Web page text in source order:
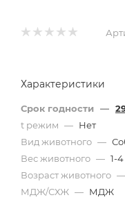
Характеристики
Срок годности —
t режим — Нет
Вид животного —
Вес животного — 1-4
Возраст животного —
МДЖ/СХЖ — МДЖ